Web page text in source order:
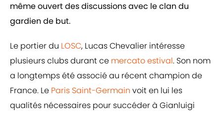
même ouvert des discussions avec le clan du
gardien de but.
Le portier du LOSC, Lucas Chevalier intéresse
plusieurs clubs durant ce mercato estival. Son nom
a longtemps été associé au récent champion de
France. Le Paris Saint-Germain voit en lui les
qualités nécessaires pour succéder à Gianluigi